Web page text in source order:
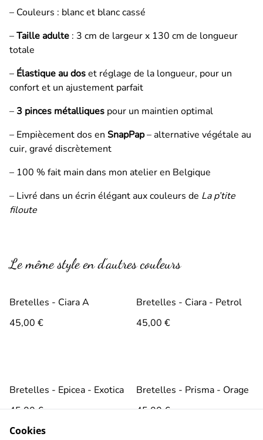
– Couleurs : blanc et blanc cassé
–Taille adulte : 3 cm de largeur x 130 cm de longueur
totale
– Élastique au doset réglage de la longueur, pour un
confort et un ajustement parfait
– 3 pinces métalliques pour un maintien optimal
– Empiècement dos en SnapPap– alternative végétale au
cuir, gravé discrètement
– 100 % fait main dans mon atelier en Belgique
– Livré dans un écrin élégant aux couleurs de La p’tite
filoute
Le même style en d’autres couleurs
Bretelles - Ciara A
45,00 €
Bretelles - Ciara - Petrol
45,00 €
Bretelles - Epicea - Exotica
45,00 €
Bretelles - Prisma - Orage
45,00 €
Cookies